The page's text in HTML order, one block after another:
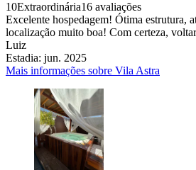
10Extraordinária16 avaliações
Excelente hospedagem! Ótima estrutura,
localização muito boa! Com certeza,
Luiz
Estadia: jun. 2025
Mais informações sobre Vila Astra